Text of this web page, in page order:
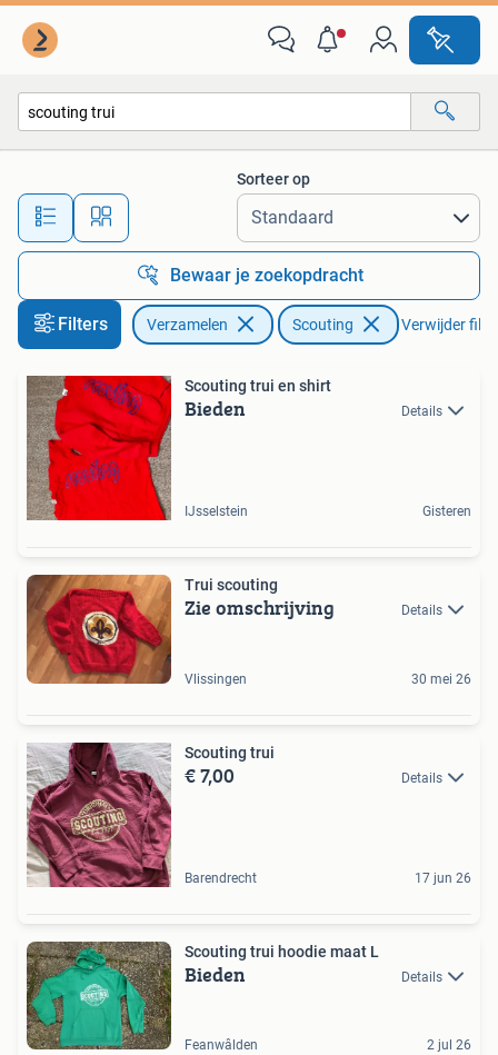
Alle afstanden…
Sorteer op
Bewaar je zoekopdracht
Filters Verzamelen Scouting Verwijder
Scouting trui en shirt
Bieden Details
IJsselstein Gisteren
Trui scouting
Zie omschrijving Details
Vlissingen 30 mei 26
Scouting trui
€ 7,00 Details
Barendrecht 17 jun 26
Scouting trui hoodie maat L
Bieden Details
Feanwâlden 2 jul 26